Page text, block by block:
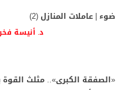
ضوء | عاملات المنازل (2)
د. أنيسة
«الصفقة الكبرى».. مثلث